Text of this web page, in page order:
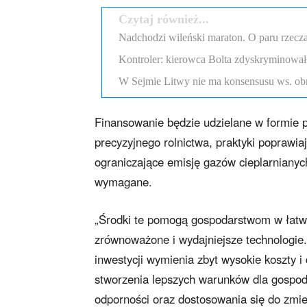
Czytaj również...
Nadchodzi wileński maraton. O paru
Kontroler: kierowca Bolta
W Sejmie Litwy nie ma konsensusu ws.
Finansowanie będzie udzielane w
precyzyjnego rolnictwa, praktyki
ograniczające emisję gazów
wymagane.
„Środki te pomogą gospodarstwom w
zrównoważone i wydajniejsze
inwestycji wymienia zbyt wysokie koszty
stworzenia lepszych warunków dla
odporności oraz dostosowania się do